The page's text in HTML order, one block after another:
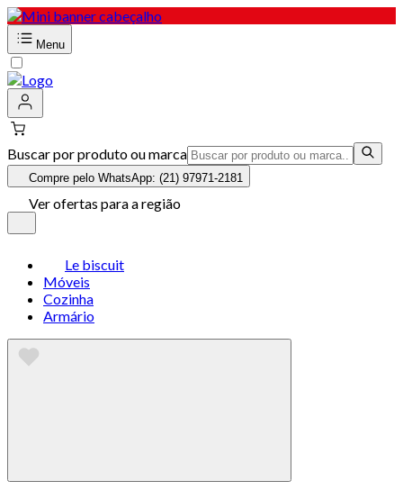
Menu
Buscar por produto ou marca
Compre pelo WhatsApp: (21) 97971-2181
Ver ofertas para a região
Le biscuit
Móveis
Cozinha
Armário